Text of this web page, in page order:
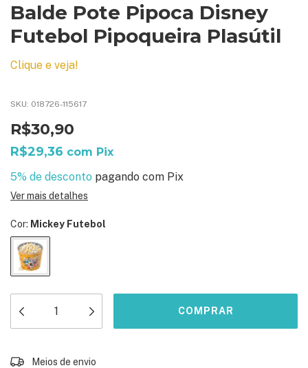
Balde Pote Pipoca Disney
Futebol Pipoqueira Plasútil
Clique e veja!
SKU: 018726-115617
R$30,90
R$29,36 com Pix
5% de desconto pagando com Pix
Ver mais detalhes
Cor: Mickey Futebol
Entregas para o CEP:
Meios de envio